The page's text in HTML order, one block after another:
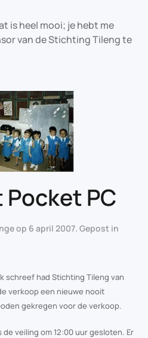
is heel mooi; je hebt me
van de Stichting Tileng te
PC
op 6 april 2007. Gepost in
schreef had Stichting Tileng van
verkoop een nieuwe nooit
gekregen voor de verkoop.
veiling om 12:00 uur gesloten. Er